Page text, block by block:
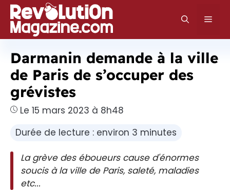
Aller
au
contenu
Darmanin demande à la ville
de Paris de s’occuper des
grévistes
Le 15 mars 2023 à 8h48
Durée de lecture : environ 3 minutes
La grève des éboueurs cause d'énormes
soucis à la ville de Paris, saleté, maladies
etc...